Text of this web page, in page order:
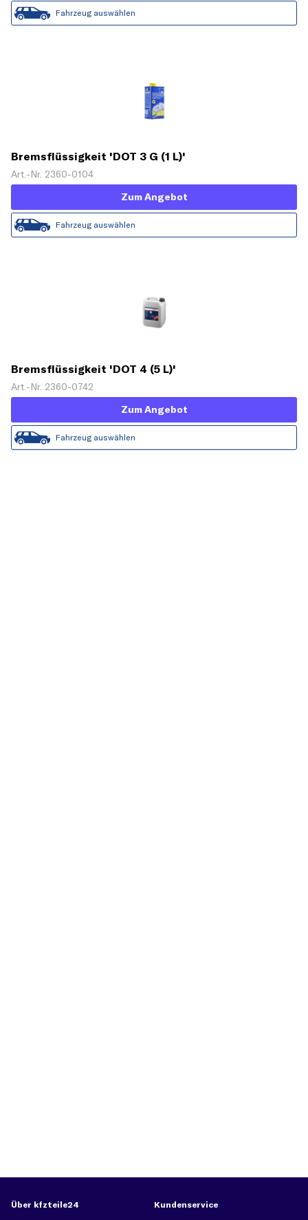
Fahrzeug auswählen
Bremsflüssigkeit 'DOT 3 G (1 L)'
Art.-Nr. 2360-0104
Zum Angebot
Fahrzeug auswählen
Bremsflüssigkeit 'DOT 4 (5 L)'
Art.-Nr. 2360-0742
Zum Angebot
Fahrzeug auswählen
Über kfzteile24 Kundenservice